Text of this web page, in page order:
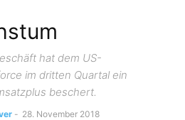
hat dem US-
im dritten Quartal ein
beschert.
- 28. November 2018